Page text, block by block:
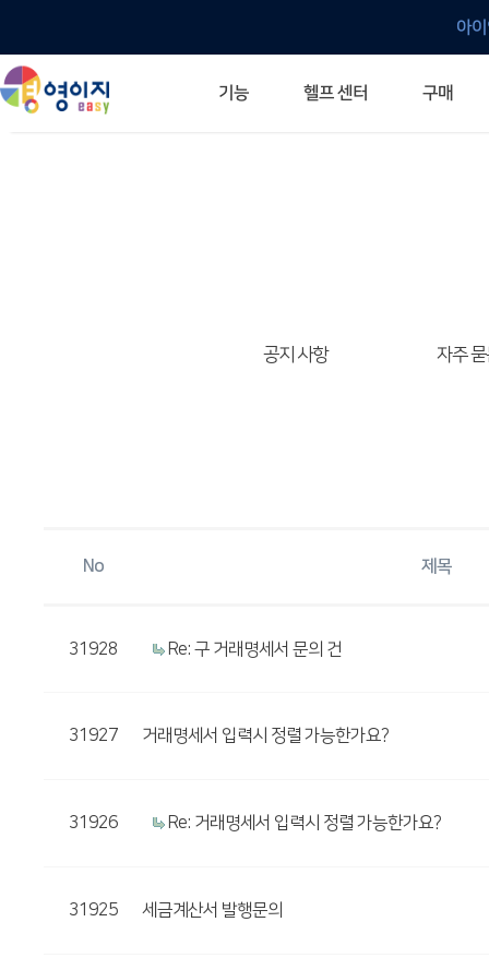
아
기능 헬프 센터 구매
공지 사항 자주
No 제목
31928 Re: 구 거래명세서 문의 건
31927 거래명세서 입력시 정렬 가능한가요?
31926 Re: 거래명세서 입력시 정렬 가능한가요?
31925 세금계산서 발행문의